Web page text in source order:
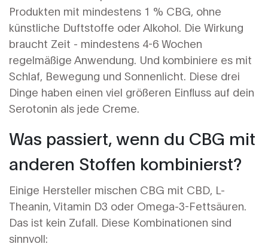
Produkten mit mindestens 1 % CBG, ohne
künstliche Duftstoffe oder Alkohol. Die Wirkung
braucht Zeit - mindestens 4-6 Wochen
regelmäßige Anwendung. Und kombiniere es mit
Schlaf, Bewegung und Sonnenlicht. Diese drei
Dinge haben einen viel größeren Einfluss auf dein
Serotonin als jede Creme.
Was passiert, wenn du CBG mit
anderen Stoffen kombinierst?
Einige Hersteller mischen CBG mit CBD, L-
Theanin, Vitamin D3 oder Omega-3-Fettsäuren.
Das ist kein Zufall. Diese Kombinationen sind
sinnvoll: